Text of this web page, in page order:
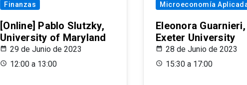
Finanzas
[Online] Pablo Slutzky,
University of Maryland
29 de Junio de 2023
12:00 a 13:00
Microeconomía
Eleonora Guarnieri,
Exeter University
28 de Junio de 2023
15:30 a 17:00